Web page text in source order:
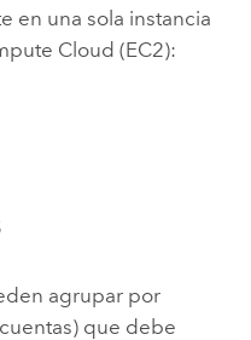
en una sola instancia
Cloud (EC2):
agrupar por
que debe